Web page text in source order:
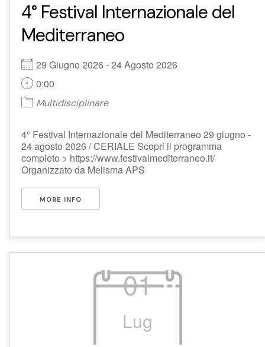
4° Festival Internazionale del
Mediterraneo
29 Giugno 2026 - 24 Agosto 2026
0:00
Multidisciplinare
4° Festival Internazionale del Mediterraneo 29 giugno -
24 agosto 2026 / CERIALE Scopri il programma
completo > https://www.festivalmediterraneo.it/
Organizzato da Melisma APS
MORE INFO
01
Lug